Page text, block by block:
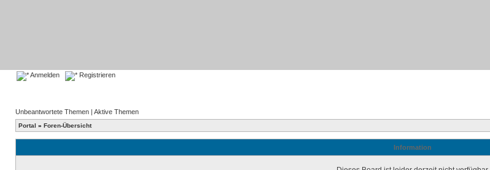
Anmelden Registrieren
Unbeantwortete Themen | Aktive Themen
Portal » Foren-Übersicht
Information